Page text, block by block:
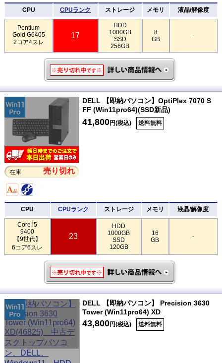
CPU CPUランク ストレージ メモリ 液晶/解像度
Pentium
Gold G6405
2コア4スレ
17
HDD
1000GB
SSD
256GB
8
GB
-
在庫 売り切れ
DELL 【即納パソコン】OptiPlex 7070 S
FF (Win11pro64)(SSD新品)
41,800円(税込) 送料無料
CPU CPUランク ストレージ メモリ 液晶/解像度
Core i5
9400
【9世代】
6コア6スレ
23
HDD
1000GB
SSD
120GB
16
GB
-
DELL 【即納パソコン】 Precision 3630
Tower (Win11pro64) XD
43,800円(税込) 送料無料